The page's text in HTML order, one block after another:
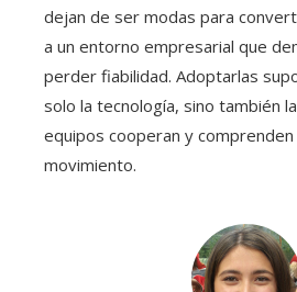
dejan de ser modas para
a un entorno empresarial que
perder fiabilidad. Adoptarlas
solo la tecnología, sino también
equipos cooperan y
movimiento.